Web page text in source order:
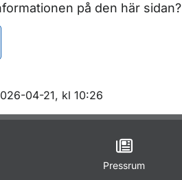
på den här sidan?
04-21, kl 10:26
Pressrum